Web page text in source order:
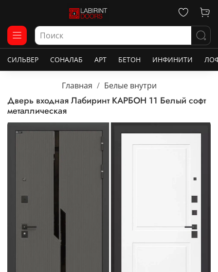
СИЛЬВЕР СОНАЛАБ АРТ БЕТОН ИНФИНИТИ
Главная Белые внутри
Дверь входная Лабиринт КАРБОН 11 Белый софт
металлическая